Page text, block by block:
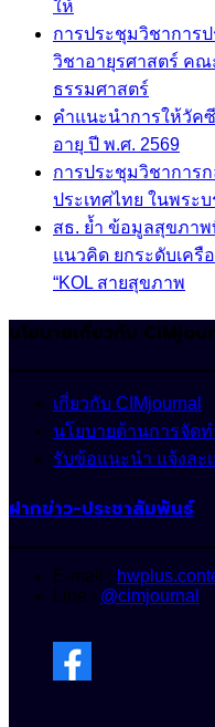
ให้
การประชุมวิชาการ
วิชาอายุรศาสตร์ ค
ธรรมศาสตร์
คำแนะนำการให้วัค
อายุ ปี พ.ศ. 2569
การประชุมวิชาการ
ประเทศไทย ในพระ
สธ. ย้ำ ข้อมูลสุขภา
แนวคิด ยกระดับเครื
“KOL สายสุขภาพ
นโยบายเกี่ยวกับ
เกี่ยวกับ CIMjournal
นโยบายด้านการจัด
รับข้อแนะนำ แจ้งละ
ฝากข่าว-ประชาสัมพันธ์
E-mail :
Line : @cimjournal